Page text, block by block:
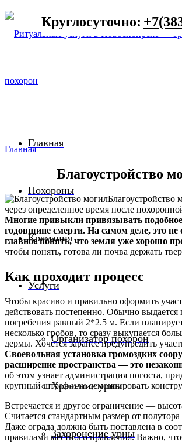
Круглосуточно:
Главная
Похороны
Кремация
Услуги
Организатор похорон
Хранение урны
Захоронение урны
Главная
Благоустройство
Благоустройство
через определенное время после
Многие привыкли привязывать
годовщине смерти. На самом деле, это не
главное понять, что земля уже хорошо
чтобы понять, готова ли почва держать
Как проходит процесс
Чтобы красиво и правильно оформить
действовать постепенно. Обычно выдается
погребения равный 2*2.5 м. Если
несколько гробов, то сразу выкупается
дермы. Хочется заранее предупредить
Своевольная установка громоздких
расширение пространства — это
об этом узнает администрация погоста,
крупный штраф или демонтировать
Встречается и другое ограничение —
Считается стандартным размер от
Даже ограда должна быть поставлена в
правилами местного правления. Важно,